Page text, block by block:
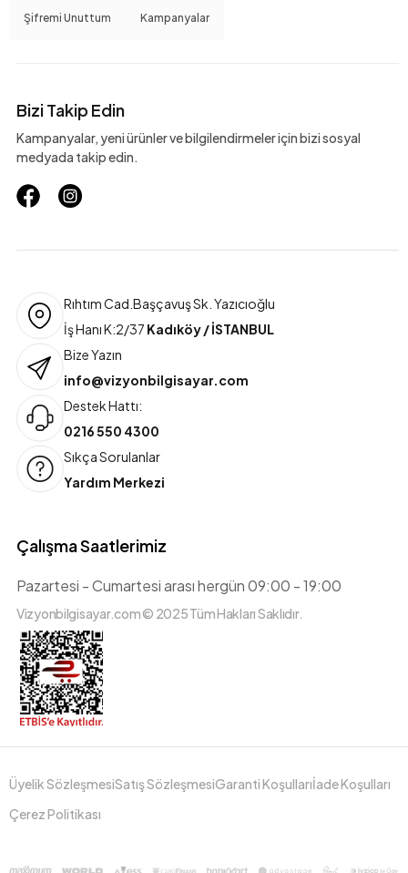
Şifremi Unuttum Kampanyalar
Bizi Takip Edin
Kampanyalar, yeni ürünler ve bilgilendirmeler için bizi sosyal
medyada takip edin.
Rıhtım Cad.Başçavuş Sk. Yazıcıoğlu
İş Hanı K:2/37 Kadıköy / İSTANBUL
Bize Yazın
info@vizyonbilgisayar.com
Destek Hattı:
0216 550 4300
Sıkça Sorulanlar
Yardım Merkezi
Çalışma Saatlerimiz
Pazartesi - Cumartesi arası hergün 09:00 - 19:00
Vizyonbilgisayar.com © 2025 Tüm Hakları Saklıdır.
Üyelik SözleşmesiSatış SözleşmesiGaranti Koşullarıİade Koşulları
Çerez Politikası